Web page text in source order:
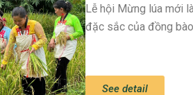
Lễ hội Mừng lúa mới
đặc sắc của đồng
See detail